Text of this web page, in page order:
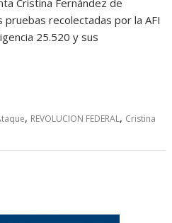
Cristina Fernández de
pruebas recolectadas por la AFI
25.520 y sus
, REVOLUCION FEDERAL, Cristina